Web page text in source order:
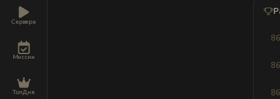
Сервера
Миссии
ТопДня